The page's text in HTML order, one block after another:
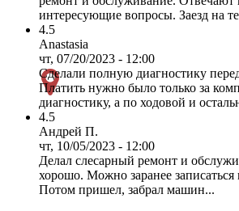
интересующие вопросы. Заезд на
4.5
Anastasia
чт, 07/20/2023 - 12:00
Сделали полную диагностику
Платить нужно было только за
диагностику, а по ходовой и
4.5
Андрей П.
чт, 10/05/2023 - 12:00
Делал слесарный ремонт и
хорошо. Можно заранее
Потом пришел, забрал машин...